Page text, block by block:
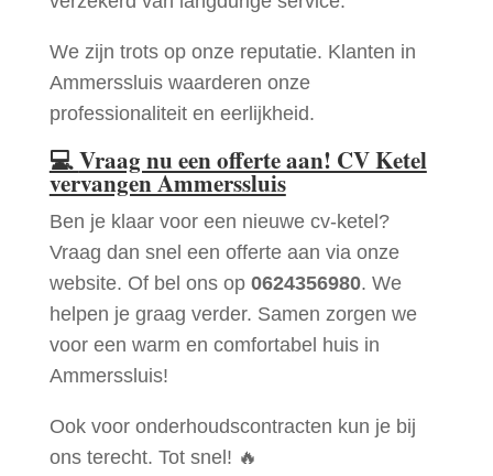
We zijn trots op onze reputatie. Klanten in
Ammerssluis waarderen onze
professionaliteit en eerlijkheid.
💻Vraag nu een offerte aan! CV Ketel
vervangen Ammerssluis
Ben je klaar voor een nieuwe cv-ketel?
Vraag dan snel een offerte aan via onze
website. Of bel ons op 0624356980. We
helpen je graag verder. Samen zorgen we
voor een warm en comfortabel huis in
Ammerssluis!
Ook voor onderhoudscontracten kun je bij
ons terecht. Tot snel! 🔥